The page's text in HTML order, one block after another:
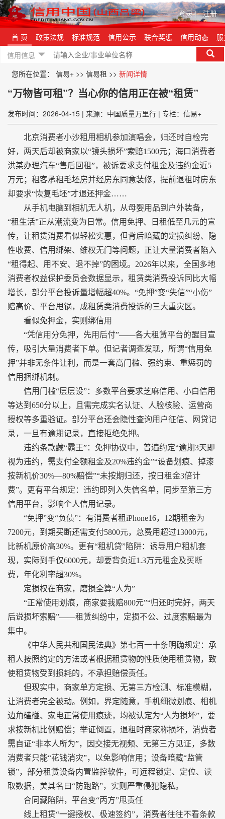
登录| 注册
首 页 政策法规 标准规范 信用公示 联合奖惩 信用动态
信用信息
您所在位置： 信易+ >> 信易租 >> 新闻详情
“万物皆可租”？当心你的信用正在被“租赁”
发布时间：2026-04-15 | 来源：中国质量万里行 | 专栏：信易+
北京消费者小沙租用相机参加演唱会，归还时自检完
好，两天后却被商家以“镜头损坏”索赔1500元；海口消费者
洪某办理汽车“售后回租”，被诉要求支付租金及违约金近5
万元；租客承租毛坯房并经房东同意装修，提前退租时房东
却要求“恢复毛坯”才退还押金……
从手机电脑到相机无人机，从母婴用品到户外装备，
“租生活”正从潮流变为日常。信用免押、日租低至几元的宣
传，让租赁消费看似轻松实惠，但背后暗藏的定损纠纷、隐
性收费、信用绑架、维权无门等问题，正让大量消费者陷入
“租得起、用不安、退不掉”的困境。2026年以来，全国多地
消费者权益保护委员会数据显示，租赁类消费投诉同比大幅
增长，部分平台投诉量增幅超40%。“免押”变“失信”“小伤”
赔高价、平台甩锅，成租赁类消费投诉的三大重灾区。
看似免押金，实则绑信用
“凭信用分免押，先用后付”——各大租赁平台的醒目宣
传，吸引大量消费者下单。但记者调查发现，所谓“信用免
押”并非无条件让利，而是一套高门槛、强约束、重惩罚的
信用捆绑机制。
信用门槛“层层设”：多数平台要求芝麻信用、小白信用
等达到650分以上，且需完成实名认证、人脸核验、运营商
授权等多重验证。部分平台还会隐性查询用户征信、网贷记
录，一旦有逾期记录，直接拒绝免押。
违约条款藏“霸王”：免押协议中，普遍约定“逾期3天即
视为违约，需支付全额租金及20%违约金”“设备划痕、掉漆
按新机价30%—80%赔偿”“未按期归还，按日租金3倍计
费”。更有平台规定：违约即列入失信名单，同步至第三方
信用平台，影响个人信用记录。
“免押”变“负债”：有消费者租iPhone16，12期租金为
7200元，到期买断还需支付5800元，总费用超过13000元，
比新机原价高30%。更有“租机贷”陷阱：诱导用户租机套
现，实际到手仅6000元，却要背负近1.3万元租金及买断
费，年化利率超30%。
定损权在商家，磨损全算“人为”
“正常使用划痕，商家要我赔800元”“归还时完好，两天
后说损坏索赔”——租赁纠纷中，定损不公、过度索赔最为
集中。
《中华人民共和国民法典》第七百一十条明确规定：承
租人按照约定的方法或者根据租赁物的性质使用租赁物，致
使租赁物受到损耗的，不承担赔偿责任。
但现实中，商家单方定损、无第三方检测、标准模糊，
让消费者完全被动。例如，界定随意，手机细微划痕、相机
边角磕碰、家电正常使用痕迹，均被认定为“人为损坏”，要
求按新机比例赔偿；举证倒置，退租时商家称损坏，消费者
需自证“非本人所为”，因交接无视频、无第三方见证，多数
消费者只能“花钱消灾”，以免影响信用；设备暗藏“监管
锁”，部分租赁设备内置监控软件，可远程锁定、定位、读
取数据，美其名曰“防跑路”，实则严重侵犯隐私。
合同藏陷阱，平台变“丙方”甩责任
线上租赁“一键授权、极速签约”，消费者往往不看条款